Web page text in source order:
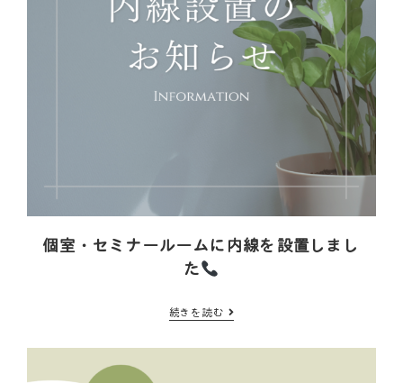
個室・セミナールームに内線を設置しまし
た
続きを読む